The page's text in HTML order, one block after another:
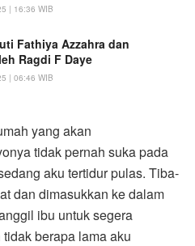
| 16:36 WIB
Fathiya Azzahra dan
Ragdi F Daye
| 06:46 WIB
yang akan
tidak pernah suka pada
aku tertidur pulas. Tiba-
dan dimasukkan ke dalam
ibu untuk segera
berapa lama aku